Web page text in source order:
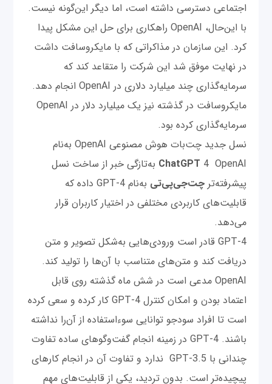
اجتماعی دسترسی داشته است، اما دیگر این‌گونه نیست.
با این‌حال، OpenAI راهکاری برای حل این مشکل پیدا
کرد. این سازمان در مذاکراتی که با مایکروسافت داشت
در نهایت موفق شد این شرکت را متقاعد کند که
سرمایه‌گذاری چند میلیارد دلاری در OpenAI انجام دهد.
مایکروسافت در گذشته نیز یک میلیارد دلار در OpenAI
سرمایه‌گذاری کرده بود.
نسل جدید چت‌بات هوش مصنوعی OpenAI به‌نام
ChatGPT 4 OpenAI به‌تازگی خبر از ساخت نسل
پیشرفته‌ترچت‌‌جی‌پی‌تی
به‌نام GPT-4 داده که
قابلیت‌های کاربردی مختلفی در اختیار کاربران قرار
می‌دهد.
GPT-4 قادر است ورودی‌هایی به‌شکل تصویر و متن
دریافت کند و متن‌های متناسب با آن‌ها را تولید کند.
OpenAI مدعی است در شش ماه گذشته روی قابل
اعتماد بودن و امکان کنترل GPT-4 کار کرده و سعی کرده
است تا افراد سودجو توانایی سوء‌استفاده از آن‌را نداشته
باشند. GPT-4 در زمینه انجام گفت‌وگوهای ساده تفاوت
چندانی با GPT-3.5 ندارد و تفاوت آن در انجام کارهای
پیچیده‌تر است. بدون تردید، یکی از قابلیت‌های مهم